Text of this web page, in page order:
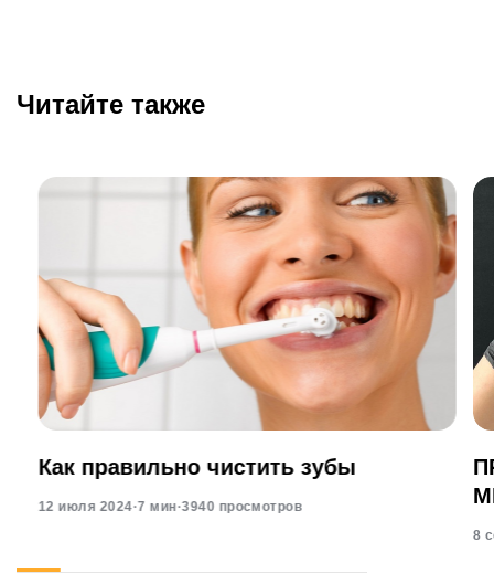
Читайте также
Как правильно чистить зубы
12 июля 2024·7 мин·3940 просмотров
8